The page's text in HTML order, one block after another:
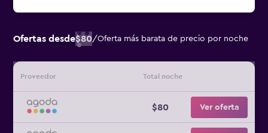
Ofertas desde$80/Oferta más barata de precio por noche
Proveedor Total noche
$80 Ver oferta